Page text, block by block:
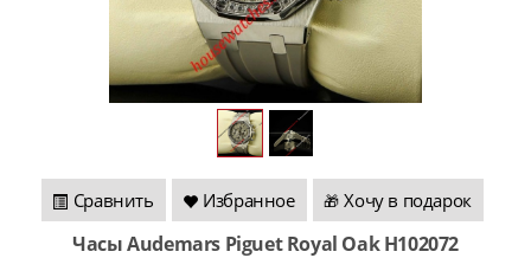
Сравнить Избранное 🎁 Хочу в подарок
Часы Audemars Piguet Royal Oak H102072